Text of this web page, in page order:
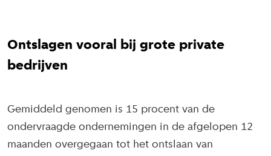
Ontslagen vooral bij grote private
bedrijven
Gemiddeld genomen is 15 procent van de
ondervraagde ondernemingen in de afgelopen 12
maanden overgegaan tot het ontslaan van